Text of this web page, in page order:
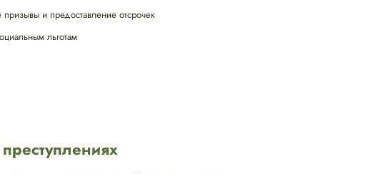
и предоставление отсрочек
льготам